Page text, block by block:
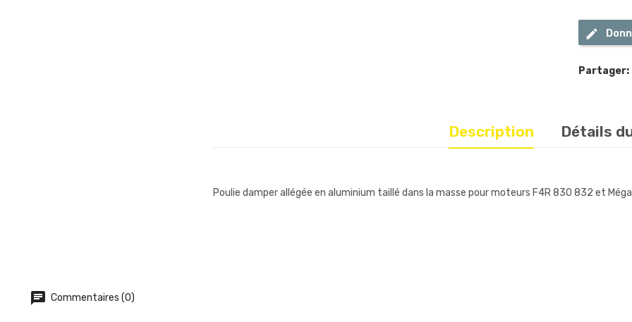
Partager:
Description Détails
Poulie damper allégée en aluminium taillé dans la masse pour moteurs F4R 830 832 et
Commentaires (0)